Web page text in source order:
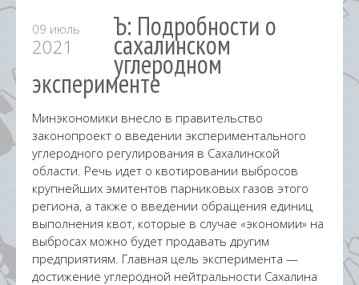
09 июль
2021
Ъ: Подробности о
сахалинском
углеродном
эксперименте
Минэкономики внесло в правительство
законопроект о введении экспериментального
углеродного регулирования в Сахалинской
области. Речь идет о квотировании выбросов
крупнейших эмитентов парниковых газов этого
региона, а также о введении обращения единиц
выполнения квот, которые в случае «экономии» на
выбросах можно будет продавать другим
предприятиям. Главная цель эксперимента —
достижение углеродной нейтральности Сахалина